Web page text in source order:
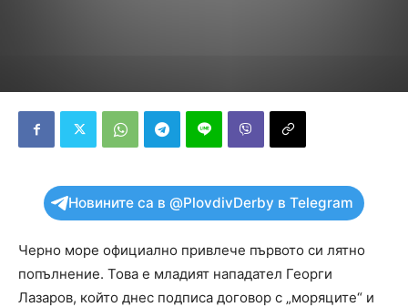
Новините са в @PlovdivDerby в Telegram
Черно море официално привлече първото си лятно
попълнение. Това е младият нападател Георги
Лазаров, който днес подписа договор с „моряците“ и